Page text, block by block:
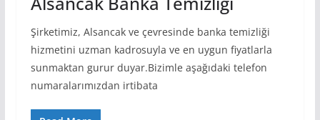
Şirketimiz, Alsancak ve çevresinde banka temizliği
hizmetini uzman kadrosuyla ve en uygun fiyatlarla
sunmaktan gurur duyar.Bizimle aşağıdaki telefon
numaralarımızdan irtibata